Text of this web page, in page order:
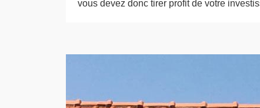
vous devez donc tirer profit de votre